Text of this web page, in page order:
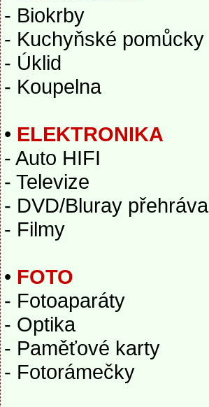
- Biokrby
- Kuchyňské pomůcky
- Úklid
- Koupelna
• ELEKTRONIKA
- Auto HIFI
- Televize
- DVD/Bluray
- Filmy
• FOTO
- Fotoaparáty
- Optika
- Paměťové karty
- Fotorámečky